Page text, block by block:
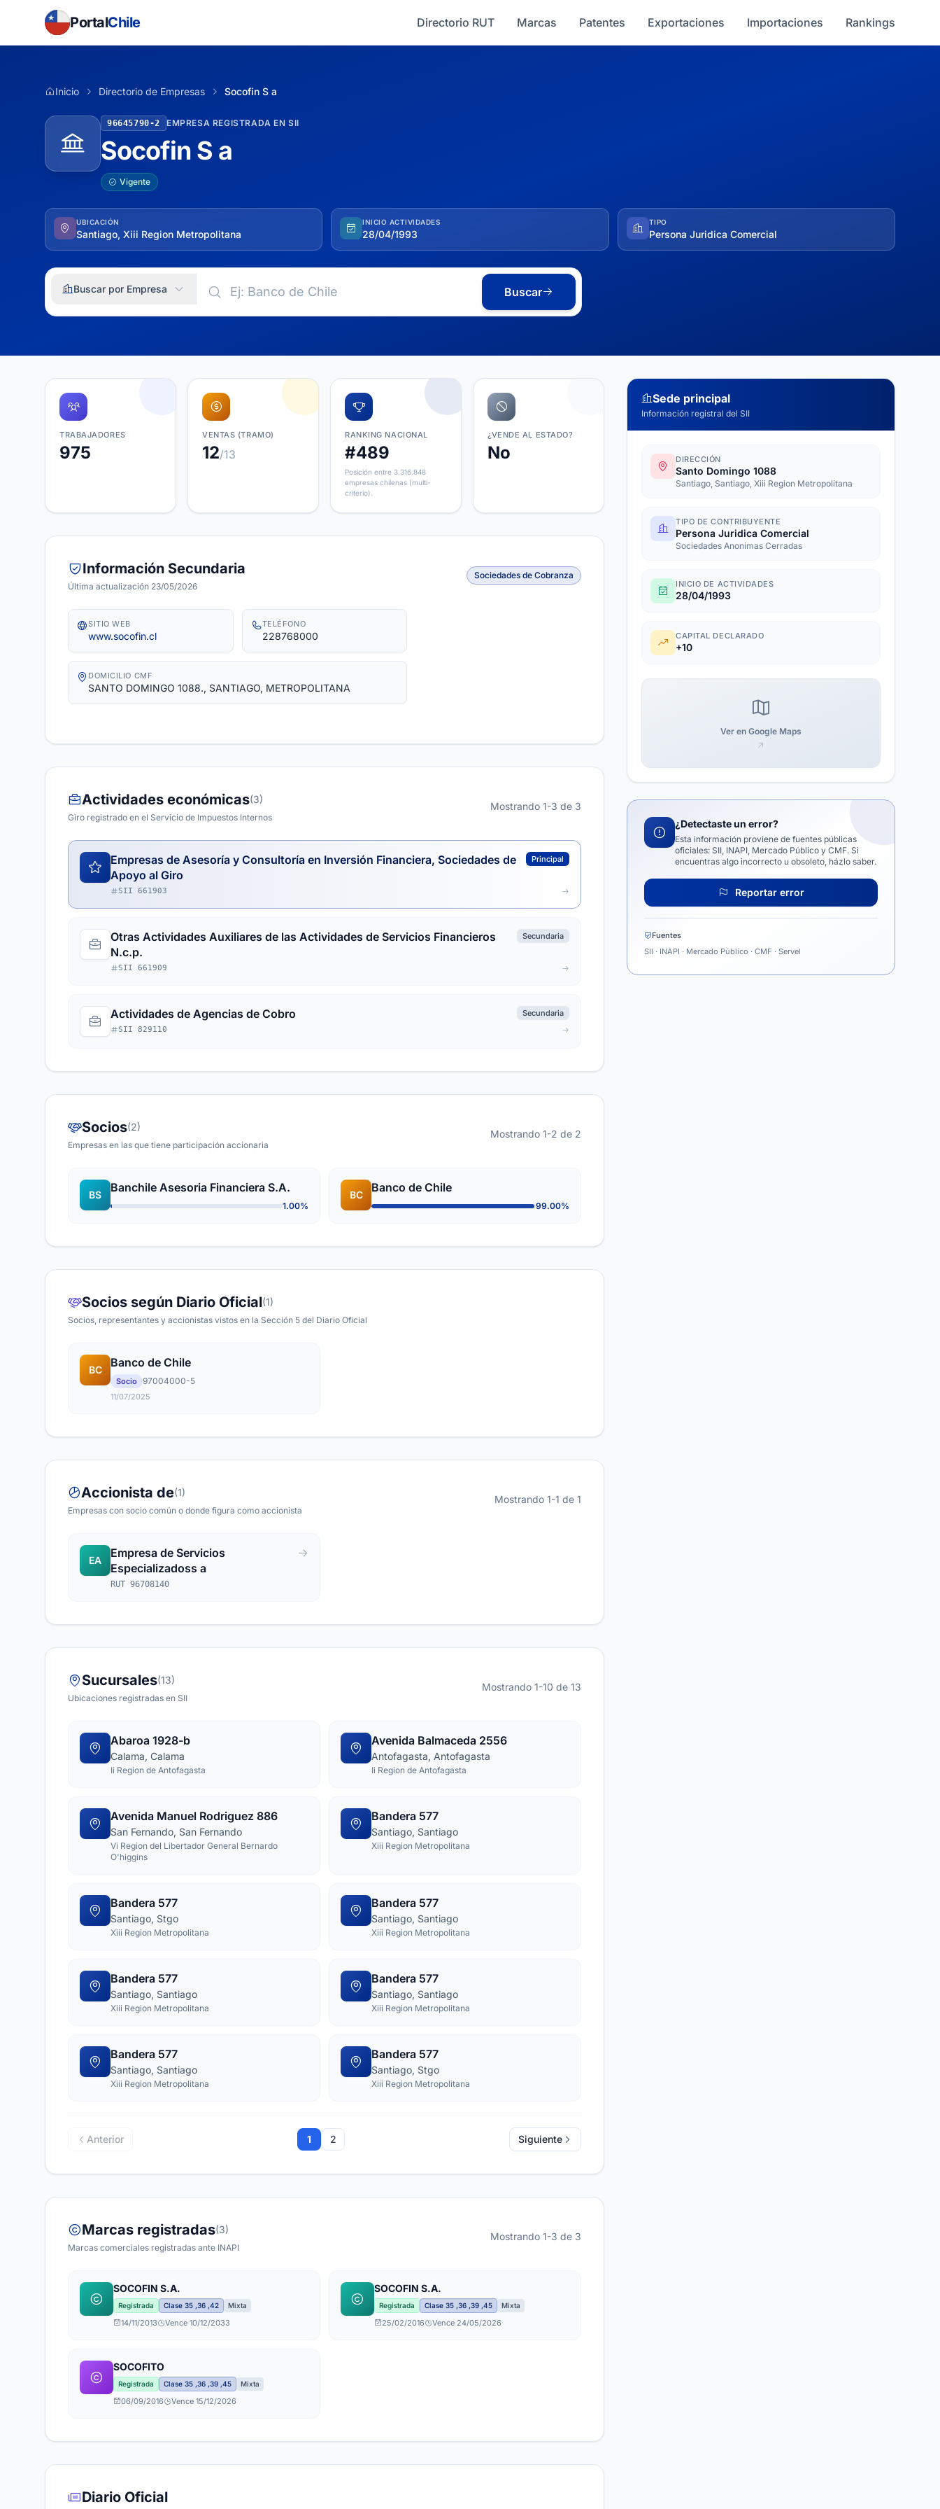
PortalChile Directorio RUT Marcas Patentes Exportaciones Importaciones Rankings
Inicio Directorio de Empresas Socofin S a
96645790-2 EMPRESA REGISTRADA EN SII
Socofin S a
Vigente
UBICACIÓN
Santiago, Xiii Region Metropolitana
INICIO ACTIVIDADES
28/04/1993
TIPO
Persona Juridica Comercial
Buscar por Empresa Buscar
TRABAJADORES
975
VENTAS (TRAMO)
12/13
RANKING NACIONAL
#489
Posición entre 3.316.848
empresas chilenas (multi-
criterio).
¿VENDE AL ESTADO?
No
Información Secundaria
Última actualización 23/05/2026
Sociedades de Cobranza
SITIO WEB
www.socofin.cl
TELÉFONO
228768000
DOMICILIO CMF
SANTO DOMINGO 1088., SANTIAGO, METROPOLITANA
Actividades económicas(3)
Giro registrado en el Servicio de Impuestos Internos
Mostrando 1-3 de 3
Empresas de Asesoría y Consultoría en Inversión Financiera, Sociedades de
Apoyo al Giro
Principal
SII 661903
Otras Actividades Auxiliares de las Actividades de Servicios Financieros
N.c.p.
Secundaria
SII 661909
Actividades de Agencias de Cobro Secundaria
SII 829110
Socios(2)
Empresas en las que tiene participación accionaria
Mostrando 1-2 de 2
BS
Banchile Asesoria Financiera S.A.
1.00%
BC
Banco de Chile
99.00%
Socios según Diario Oficial(1)
Socios, representantes y accionistas vistos en la Sección 5 del Diario Oficial
BC
Banco de Chile
Socio 97004000-5
11/07/2025
Accionista de(1)
Empresas con socio común o donde figura como accionista
Mostrando 1-1 de 1
EA
Empresa de Servicios
Especializadoss a
RUT 96708140
Sucursales(13)
Ubicaciones registradas en SII
Mostrando 1-10 de 13
Abaroa 1928-b
Calama, Calama
Ii Region de Antofagasta
Avenida Balmaceda 2556
Antofagasta, Antofagasta
Ii Region de Antofagasta
Avenida Manuel Rodriguez 886
San Fernando, San Fernando
Vi Region del Libertador General Bernardo
O'higgins
Bandera 577
Santiago, Santiago
Xiii Region Metropolitana
Bandera 577
Santiago, Stgo
Xiii Region Metropolitana
Bandera 577
Santiago, Santiago
Xiii Region Metropolitana
Bandera 577
Santiago, Santiago
Xiii Region Metropolitana
Bandera 577
Santiago, Santiago
Xiii Region Metropolitana
Bandera 577
Santiago, Santiago
Xiii Region Metropolitana
Bandera 577
Santiago, Stgo
Xiii Region Metropolitana
Anterior 1 2 Siguiente
Marcas registradas(3)
Marcas comerciales registradas ante INAPI
Mostrando 1-3 de 3
SOCOFIN S.A.
Registrada Clase 35 ,36 ,42 Mixta
14/11/2013 Vence 10/12/2033
SOCOFIN S.A.
Registrada Clase 35 ,36 ,39 ,45 Mixta
25/02/2016 Vence 24/05/2026
SOCOFITO
Registrada Clase 35 ,36 ,39 ,45 Mixta
06/09/2016 Vence 15/12/2026
Diario Oficial
Sede principal
Información registral del SII
DIRECCIÓN
Santo Domingo 1088
Santiago, Santiago, Xiii Region Metropolitana
TIPO DE CONTRIBUYENTE
Persona Juridica Comercial
Sociedades Anonimas Cerradas
INICIO DE ACTIVIDADES
28/04/1993
CAPITAL DECLARADO
+10
Ver en Google Maps
¿Detectaste un error?
Esta información proviene de fuentes públicas
oficiales: SII, INAPI, Mercado Público y CMF. Si
encuentras algo incorrecto u obsoleto, házlo saber.
Reportar error
Fuentes
SII · INAPI · Mercado Público · CMF · Servel